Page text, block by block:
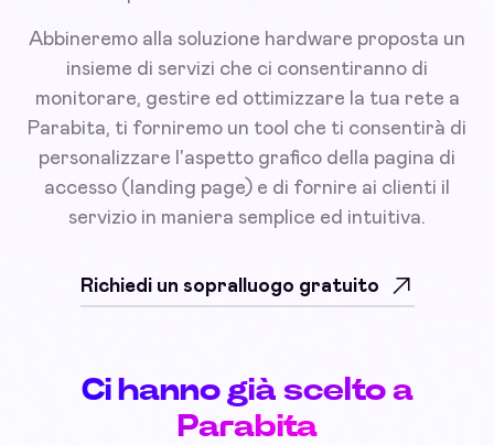
Abbineremo alla soluzione hardware proposta un
insieme di servizi che ci consentiranno di
monitorare, gestire ed ottimizzare la tua rete a
Parabita, ti forniremo un tool che ti consentirà di
personalizzare l'aspetto grafico della pagina di
accesso (landing page) e di fornire ai clienti il
servizio in maniera semplice ed intuitiva.
Richiedi un sopralluogo gratuito
Ci hanno già scelto a
Parabita